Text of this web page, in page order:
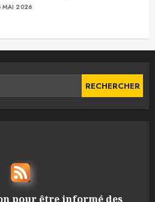
MAI 2026
pour être informé des